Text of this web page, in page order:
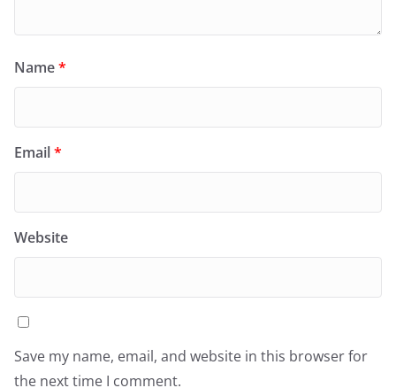
Name*
Email*
Website
Save my name, email, and website in this browser for
the next time I comment.